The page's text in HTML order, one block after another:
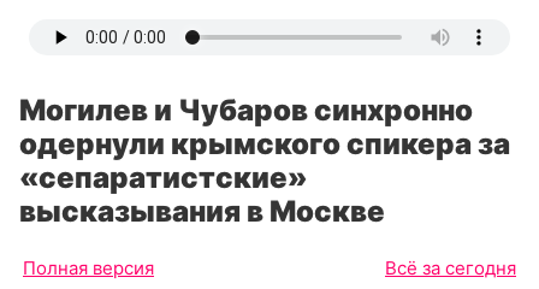
Могилев и Чубаров синхронно
одернули крымского спикера за
«сепаратистские»
высказывания в Москве
Полная версия Всё за сегодня